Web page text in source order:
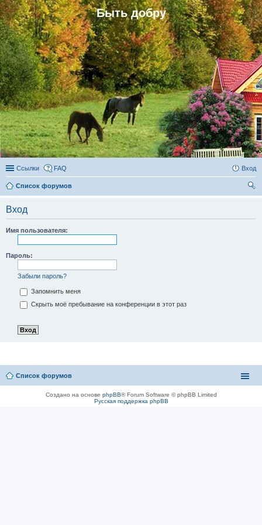
Быть добру
Ссылки FAQ Вход
Список форумов
Вход
Имя пользователя:
Пароль:
Забыли пароль?
Запомнить меня
Скрыть моё пребывание на конференции в этот раз
Список форумов
Создано на основе phpBB® Forum Software © phpBB Limited
Русская поддержка phpBB